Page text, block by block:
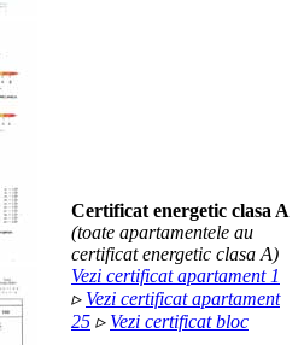
Certificat energetic clasa A
(toate apartamentele au
certificat energetic clasa A)
Vezi certificat apartament 1
▹ Vezi certificat apartament
25 ▹ Vezi certificat bloc